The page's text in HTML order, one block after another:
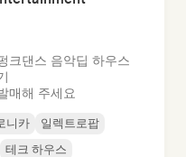
크댄스 음악딥 하우스
매해 주세요
니카
일렉트로팝
테크 하우스